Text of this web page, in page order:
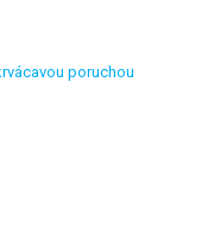
poruchou